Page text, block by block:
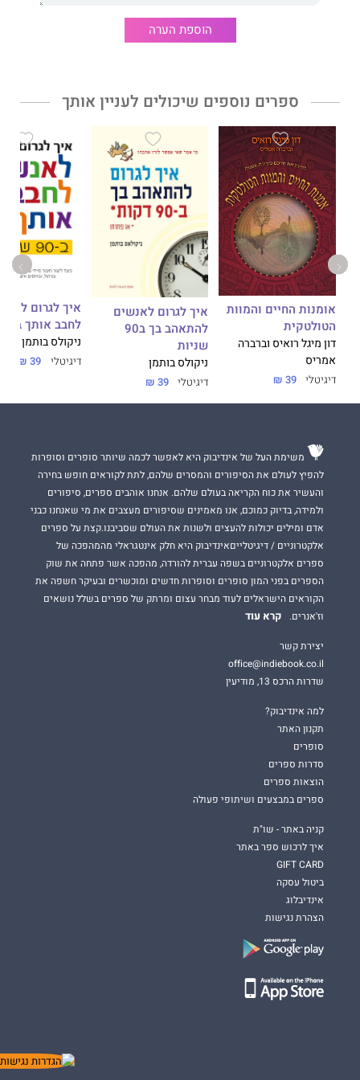
הוספת הערה
ספרים נוספים שיכולים לעניין אותך
אומנות החיים והמוות
הטולטקית
דון מיגל רואיס וברברה
אמריס
דיגיטלי 39 ₪
איך לגרום לאנשים
להתאהב בך ב90
שניות
ניקולס בותמן
דיגיטלי 39 ₪
איך לגרום
לחבב אותך ב90 דקות
ניקולס בותמן
דיגיטלי 39 ₪
משימת העל של אינדיבוק היא לאפשר לכמה שיותר סופרים וסופרות
להפיץ לעולם את הסיפורים והמסרים שלהם, לתת לקוראים חופש בחירה
והעשיר את כוח הקריאה בעולם שלהם. אנחנו אוהבים ספרים, סיפורים
ולמידה, בדיוק כמוכם, אנו מאמינים שסיפורים מעצבים את מי שאנחנו כבני
אדם ומילים יכולות להעצים ולשנות את העולם שסביבנו.קצת על ספרים
אלקטרוניים / דיגיטלייםאינדיבוק היא חלק אינטגראלי מהמהפכה של
ספרים אלקטרוניים בשפה עברית להורדה, מהפכה אשר פתחה את שוק
הספרים בפני המון סופרים וסופרות חדשים ומוכשרים ובעיקר חשפה את
הקוראים הישראלים לעוד מבחר עצום ומרתק של ספרים בשלל נושאים
וז'אנרים.
קרא עוד
יצירת קשר
office@indiebook.co.il
שדרות הרכס 13, מודיעין
למה אינדיבוק?
תקנון האתר
סופרים
סדרות ספרים
הוצאות ספרים
ספרים במבצעים ושיתופי פעולה
קניה באתר - שו"ת
איך לרכוש ספר באתר
GIFT CARD
ביטול עסקה
אינדיבלוג
הצהרת נגישות